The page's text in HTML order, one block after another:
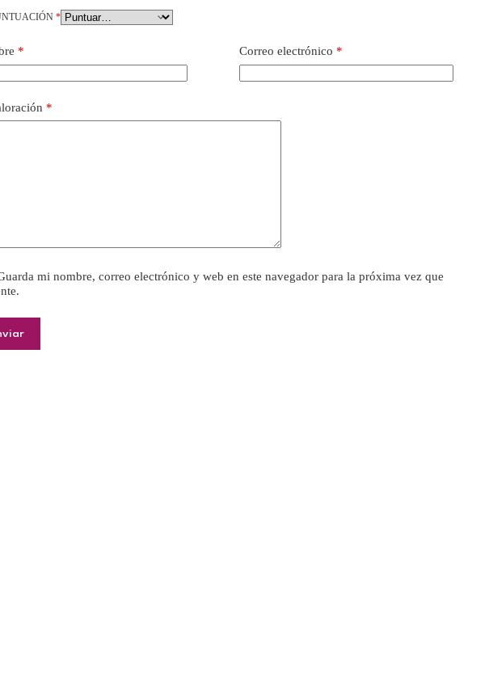
*
* Correo electrónico *
*
mi nombre, correo electrónico y web en este navegador para la próxima vez que